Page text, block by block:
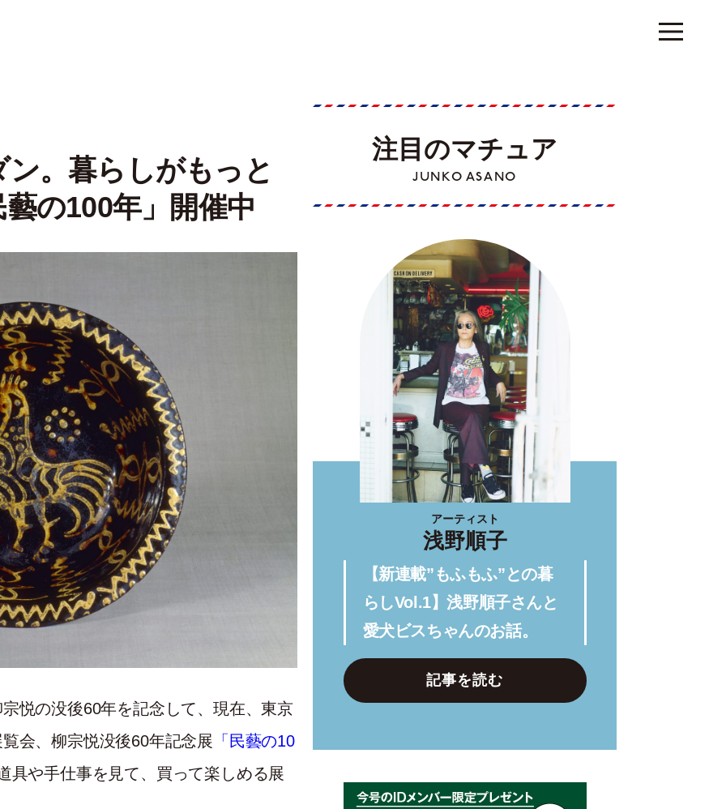
。暮らしがもっと
の100年」開催中
悦の没後60年を記念して、現在、東京
会、柳宗悦没後60年記念展 「民藝の10
具や手仕事を見て、買って楽しめる展
注目のマチュア
JUNKO ASANO
アーティスト
浅野順子
【新連載”もふもふ”との暮
らしVol.1】浅野順子さんと
愛犬ビスちゃんのお話。
記事を読む